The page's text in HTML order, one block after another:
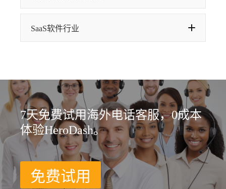
SaaS软件行业
7天免费试用海外电话客服，0成本
体验HeroDash。
免费试用